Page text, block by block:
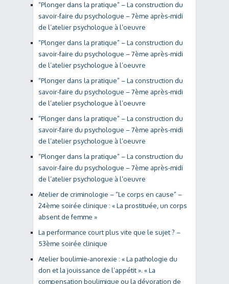
“Plonger dans la pratique” – La construction du
savoir-faire du psychologue – 7ème après-midi
de l’atelier psychologue à l’oeuvre
“Plonger dans la pratique” – La construction du
savoir-faire du psychologue – 7ème après-midi
de l’atelier psychologue à l’oeuvre
“Plonger dans la pratique” – La construction du
savoir-faire du psychologue – 7ème après-midi
de l’atelier psychologue à l’oeuvre
“Plonger dans la pratique” – La construction du
savoir-faire du psychologue – 7ème après-midi
de l’atelier psychologue à l’oeuvre
“Plonger dans la pratique” – La construction du
savoir-faire du psychologue – 7ème après-midi
de l’atelier psychologue à l’oeuvre
Atelier de criminologie – “Le corps en cause” –
24ème soirée clinique : « La prostituée, un corps
absent de femme »
La performance court plus vite que le sujet ? –
53ème soirée clinique
Atelier boulimie-anorexie : « La pathologie du
don et la jouissance de l’appétit ». « La
compensation boulimique ou la dévoration de